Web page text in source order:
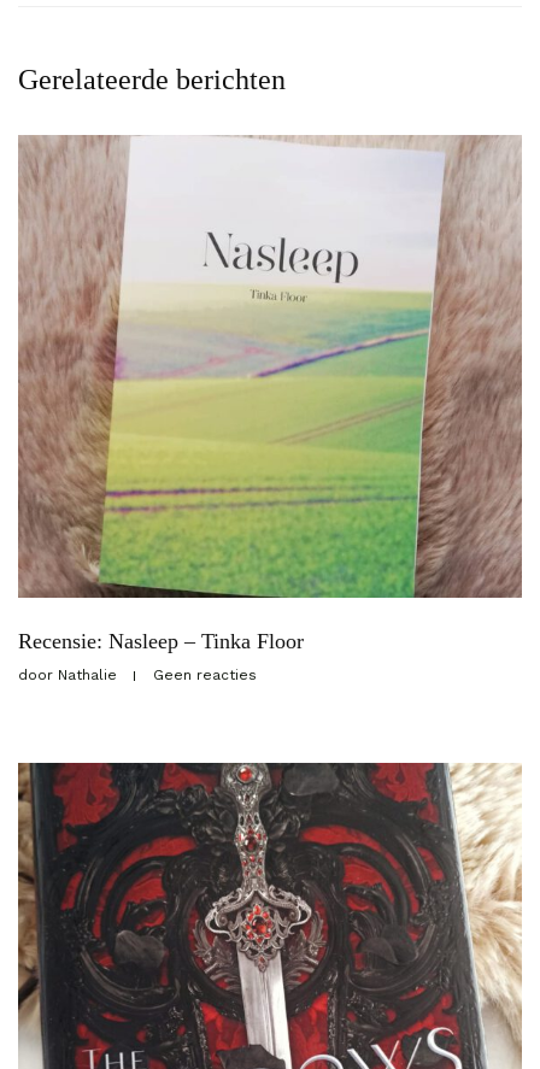
Gerelateerde berichten
Recensie: Nasleep – Tinka Floor
door Nathalie Geen reacties